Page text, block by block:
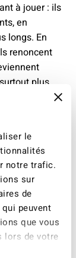
le
notre trafic.
sur
de
peuvent
que vous
lors de votre
à jouer : ils
en
longs. En
renoncent
plus
22 cantons
un record
au